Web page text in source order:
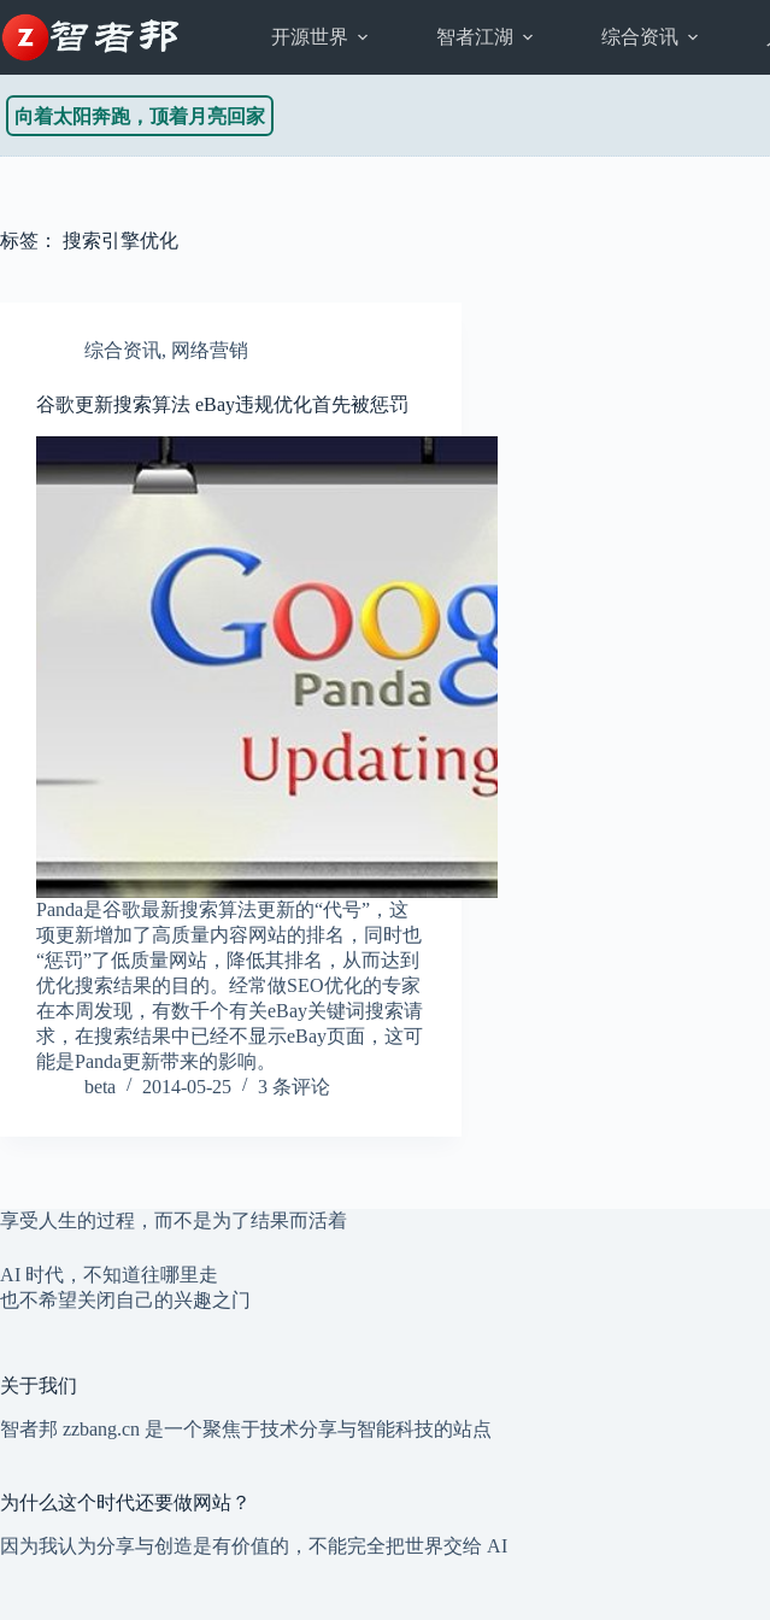
至
内
开源世界 智者江湖 综合资讯
向着太阳奔跑，顶着月亮回家
标签： 搜索引擎优化
综合资讯, 网络营销
谷歌更新搜索算法 eBay违规优化首先被惩罚
Panda是谷歌最新搜索算法更新的“代号”，这
项更新增加了高质量内容网站的排名，同时也
“惩罚”了低质量网站，降低其排名，从而达到
优化搜索结果的目的。经常做SEO优化的专家
在本周发现，有数千个有关eBay关键词搜索请
求，在搜索结果中已经不显示eBay页面，这可
能是Panda更新带来的影响。
beta
2014-05-25 3 条评论
享受人生的过程，而不是为了结果而活着
AI 时代，不知道往哪里走
也不希望关闭自己的兴趣之门
关于我们
智者邦 zzbang.cn 是一个聚焦于技术分享与智能科技的站点
为什么这个时代还要做网站？
因为我认为分享与创造是有价值的，不能完全把世界交给 AI